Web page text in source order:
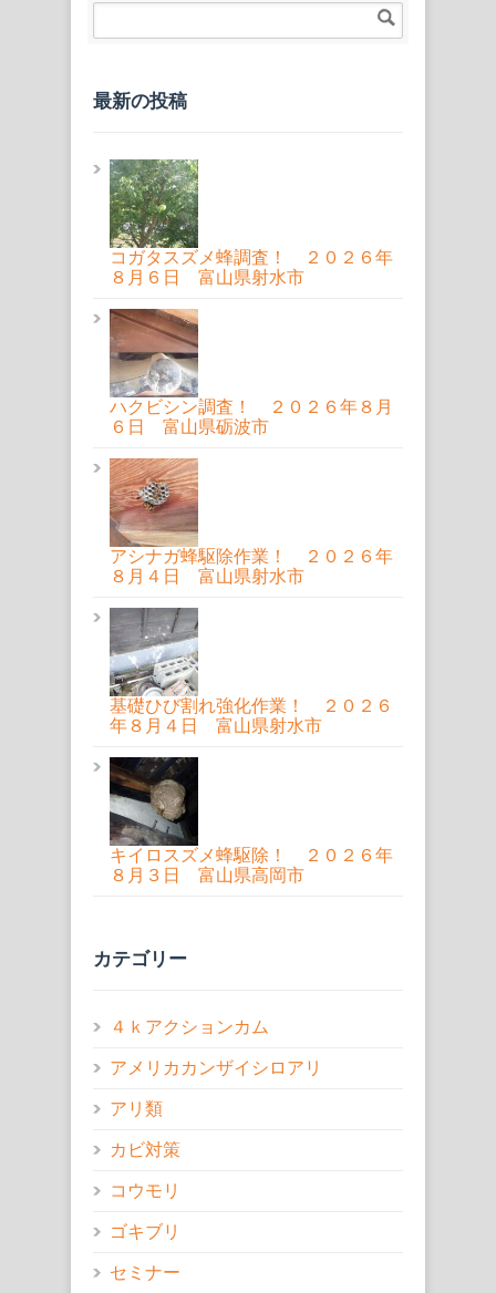
最新の投稿
コガタスズメ蜂調査！ ２０２６年
８月６日 富山県射水市
ハクビシン調査！ ２０２６年８月
６日 富山県砺波市
アシナガ蜂駆除作業！ ２０２６年
８月４日 富山県射水市
基礎ひび割れ強化作業！ ２０２６
年８月４日 富山県射水市
キイロスズメ蜂駆除！ ２０２６年
８月３日 富山県高岡市
カテゴリー
４ｋアクションカム
アメリカカンザイシロアリ
アリ類
カビ対策
コウモリ
ゴキブリ
セミナー